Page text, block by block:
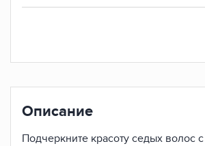
Описание
Подчеркните красоту седых волос